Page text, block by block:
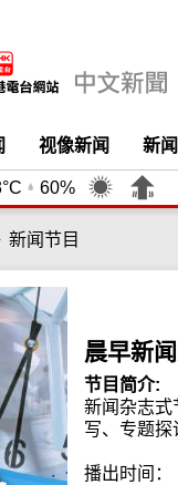
视像新闻 新
60%
新闻节目
晨早新
节目简介:
新闻杂志式
写、专题探
播出时间：